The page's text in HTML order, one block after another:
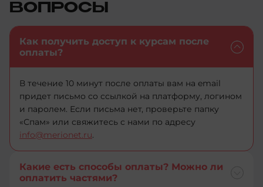
+975
+267
+501
+1
+243
+236
+41
+971
+1-
268
+1-
264
ВОПРОСЫ
Как получить доступ к курсам после
оплаты?
В течение 10 минут после оплаты вам на email
придет письмо со ссылкой на платформу, логином
и паролем. Если письма нет, проверьте папку
«Спам» или свяжитесь с нами по адресу
info@merionet.ru.
Какие есть способы оплаты? Можно ли
оплатить частями?